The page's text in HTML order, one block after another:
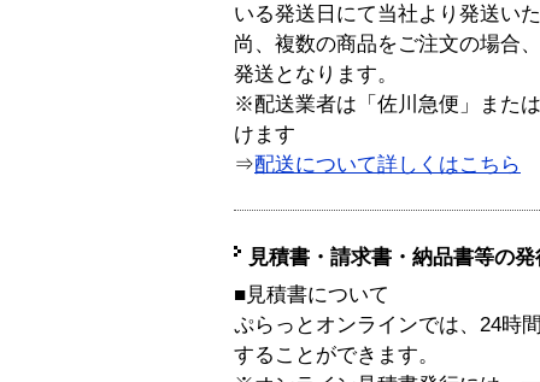
いる発送日にて当社より発送い
尚、複数の商品をご注文の場合
発送となります。
※配送業者は「佐川急便」また
けます
⇒配送について詳しくはこちら
見積書・請求書・納品書等の
■見積書について
ぷらっとオンラインでは、24時
することができます。